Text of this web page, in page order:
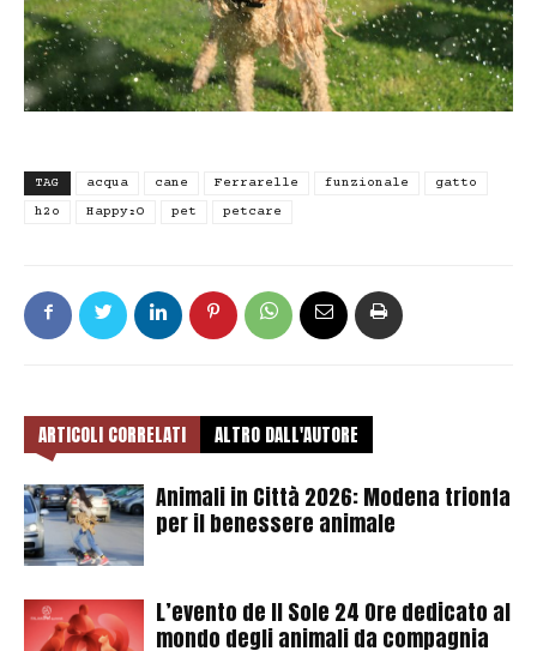
TAG acqua cane Ferrarelle funzionale
gatto
h2o
Happy₂O pet petcare
ARTICOLI CORRELATI ALTRO DALL'AUTORE
Animali in Città 2026: Modena trionfa
per il benessere animale
L’evento de Il Sole 24 Ore dedicato al
mondo degli animali da compagnia